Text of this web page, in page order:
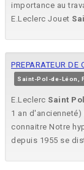
importance au
E.Leclerc Jouet
PREPARATEUR
Saint-Pol-de-Léon,
E.Leclerc Saint Pol
1 an
connaitre Notre
depuis 1955 se